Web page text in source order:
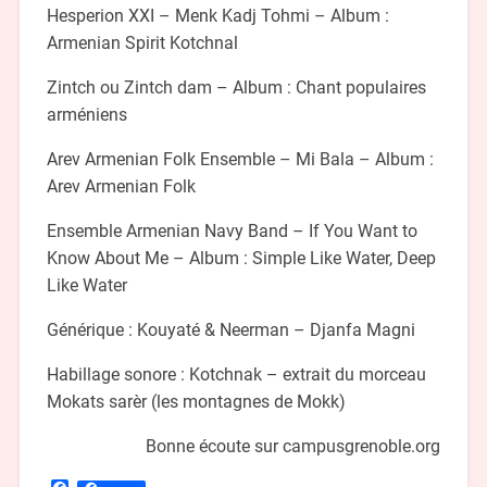
Hesperion XXI – Menk Kadj Tohmi – Album :
Armenian Spirit Kotchnal
Zintch ou Zintch dam – Album : Chant populaires
arméniens
Arev Armenian Folk Ensemble – Mi Bala – Album :
Arev Armenian Folk
Ensemble Armenian Navy Band – If You Want to
Know About Me – Album : Simple Like Water, Deep
Like Water
Générique : Kouyaté & Neerman – Djanfa Magni
Habillage sonore : Kotchnak – extrait du morceau
Mokats sarèr (les montagnes de Mokk)
Bonne écoute sur campusgrenoble.org